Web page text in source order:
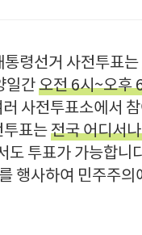
령선거 사전투표는
일간오전 6시~오후
사전투표소에서
투표는전국 어디서
도 투표가 가능합니
행사하여 민주주의